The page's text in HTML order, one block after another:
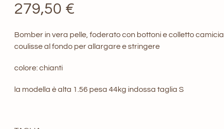
279,50 €
Bomber in vera pelle, foderato con bottoni e colletto camicia
coulisse al fondo per allargare e stringere
colore: chianti
la modella è alta 1.56 pesa 44kg indossa taglia S